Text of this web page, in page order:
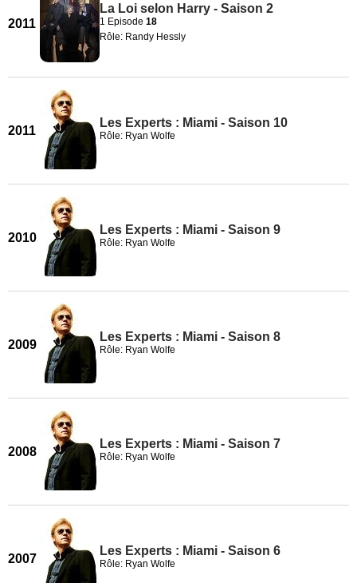
2011
La Loi selon Harry - Saison 2
1 Episode 18
Rôle: Randy Hessly
2011
Les Experts : Miami - Saison 10
Rôle: Ryan Wolfe
2010
Les Experts : Miami - Saison 9
Rôle: Ryan Wolfe
2009
Les Experts : Miami - Saison 8
Rôle: Ryan Wolfe
2008
Les Experts : Miami - Saison 7
Rôle: Ryan Wolfe
2007
Les Experts : Miami - Saison 6
Rôle: Ryan Wolfe